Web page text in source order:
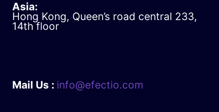
Asia:
Hong Kong, Queen’s road central 233,
14th floor
Mail Us : info@efectio.com